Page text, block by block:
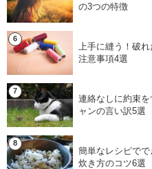
の3つの特徴
上手に縫う！破
注意事項4選
連絡なしに約束
ャンの言い訳5選
簡単なレシピでで
炊き方のコツ6選